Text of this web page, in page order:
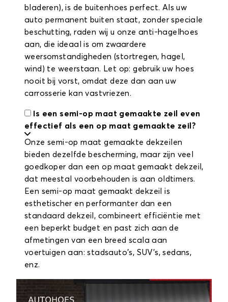
bladeren), is de buitenhoes perfect. Als uw
auto permanent buiten staat, zonder speciale
beschutting, raden wij u onze anti-hagelhoes
aan, die ideaal is om zwaardere
weersomstandigheden (stortregen, hagel,
wind) te weerstaan. Let op: gebruik uw hoes
nooit bij vorst, omdat deze dan aan uw
carrosserie kan vastvriezen.
Is een semi-op maat gemaakte zeil even
effectief als een op maat gemaakte zeil?
Onze semi-op maat gemaakte dekzeilen
bieden dezelfde bescherming, maar zijn veel
goedkoper dan een op maat gemaakt dekzeil,
dat meestal voorbehouden is aan oldtimers.
Een semi-op maat gemaakt dekzeil is
esthetischer en performanter dan een
standaard dekzeil, combineert efficiëntie met
een beperkt budget en past zich aan de
afmetingen van een breed scala aan
voertuigen aan: stadsauto's, SUV's, sedans,
enz.